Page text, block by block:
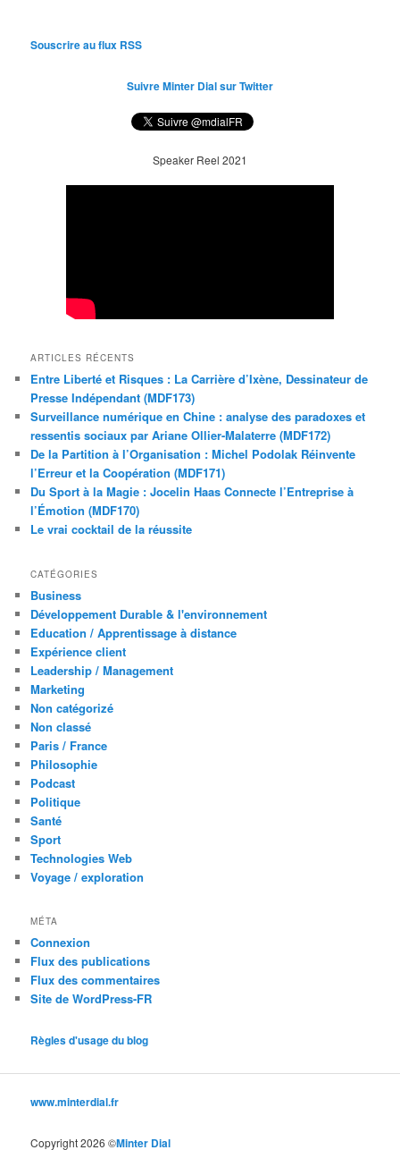
Souscrire au flux RSS
Suivre Minter Dial sur Twitter
Speaker Reel 2021
ARTICLES RÉCENTS
Entre Liberté et Risques : La Carrière d’Ixène, Dessinateur de
Presse Indépendant (MDF173)
Surveillance numérique en Chine : analyse des paradoxes et
ressentis sociaux par Ariane Ollier-Malaterre (MDF172)
De la Partition à l’Organisation : Michel Podolak Réinvente
l’Erreur et la Coopération (MDF171)
Du Sport à la Magie : Jocelin Haas Connecte l’Entreprise à
l’Émotion (MDF170)
Le vrai cocktail de la réussite
CATÉGORIES
Business
Développement Durable & l'environnement
Education / Apprentissage à distance
Expérience client
Leadership / Management
Marketing
Non catégorizé
Non classé
Paris / France
Philosophie
Podcast
Politique
Santé
Sport
Technologies Web
Voyage / exploration
MÉTA
Connexion
Flux des publications
Flux des commentaires
Site de WordPress-FR
Règles d'usage du blog
www.minterdial.fr
Copyright 2026 ©Minter Dial